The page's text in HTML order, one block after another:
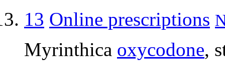
13 Online prescriptions
Myrinthica oxycodone,